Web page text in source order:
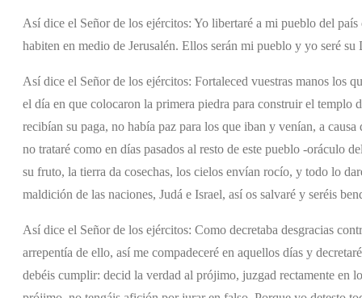
Así dice el Señor de los ejércitos: Yo libertaré a mi pueblo del
habiten en medio de Jerusalén. Ellos serán mi pueblo y yo seré
Así dice el Señor de los ejércitos: Fortaleced vuestras manos los
el día en que colocaron la primera piedra para construir el templo
recibían su paga, no había paz para los que iban y venían, a
no trataré como en días pasados al resto de este pueblo -oráculo
su fruto, la tierra da cosechas, los cielos envían rocío, y todo lo
maldición de las naciones, Judá e Israel, así os salvaré y seréis
Así dice el Señor de los ejércitos: Como decretaba desgracias
arrepentía de ello, así me compadeceré en aquellos días y
debéis cumplir: decid la verdad al prójimo, juzgad rectamente en